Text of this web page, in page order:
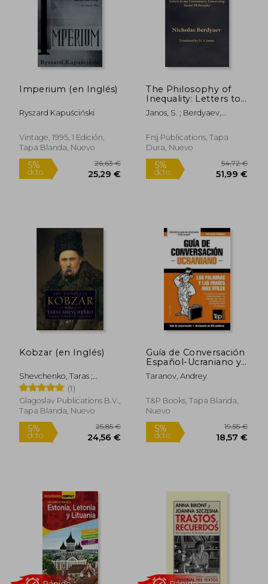
5% 5%
5%
dcto.
5%
dcto.
Imperium (en Inglés)
Ryszard Kapuściński
Vintage, 1995, 1 Edición,
Tapa Blanda, Nuevo
The Philosophy of
Inequality: Letters to
My Contemners,
Concerning Social
Inglés)
Janos, S. ; Berdyaev,
Frsj Publications, Tapa
Dura, Nuevo
Kobzar (en Inglés)
Shevchenko, Taras ;
Fedynsky, Peter
(1)
Glagoslav Publications B.V.,
Tapa Blanda, Nuevo
Guía de Conversación
Español-Ucraniano y
mini diccionario de
250 palabras
Taranov, Andrey
T&p Books, Tapa Blanda,
Nuevo